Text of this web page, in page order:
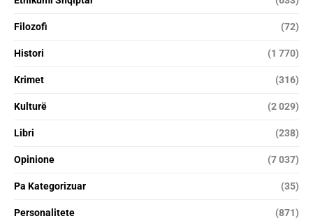
Filozofi (72)
Histori (1 770)
Krimet (316)
Kulturë (2 029)
Libri (238)
Opinione (7 037)
Pa Kategorizuar (35)
Personalitete (871)